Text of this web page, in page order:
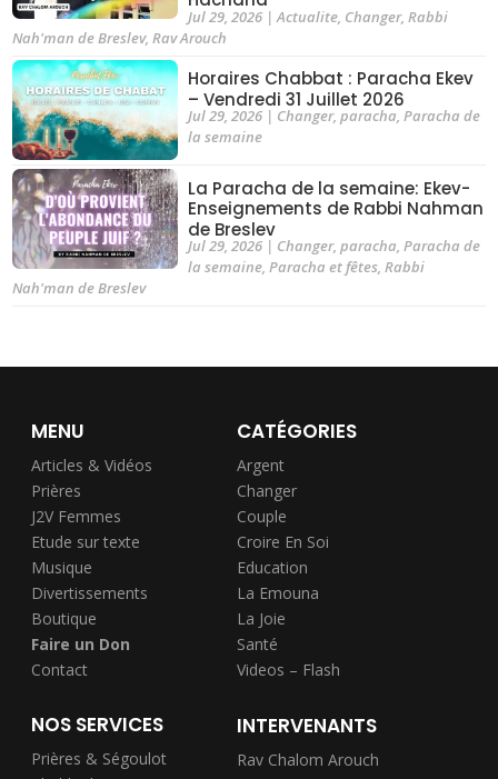
Jul 29, 2026|Actualite, Changer, Rabbi
Nah'man de Breslev,Rav Arouch
Horaires Chabbat : Paracha Ekev
– Vendredi 31 Juillet 2026
Jul 29, 2026| Changer, paracha, Paracha de
la semaine
La Paracha de la semaine: Ekev-
Enseignements de Rabbi Nahman
de Breslev
Jul 29, 2026| Changer, paracha, Paracha de
la semaine, Paracha et fêtes, Rabbi
Nah'man de Breslev
MENU
Articles & Vidéos
Prières
J2V Femmes
Etude sur texte
Musique
Divertissements
Boutique
Faire un Don
Contact
CATÉGORIES
Argent
Changer
Couple
Croire En Soi
Education
La Emouna
La Joie
Santé
Videos – Flash
NOS SERVICES
Prières & Ségoulot
INTERVENANTS
Rav Chalom Arouch